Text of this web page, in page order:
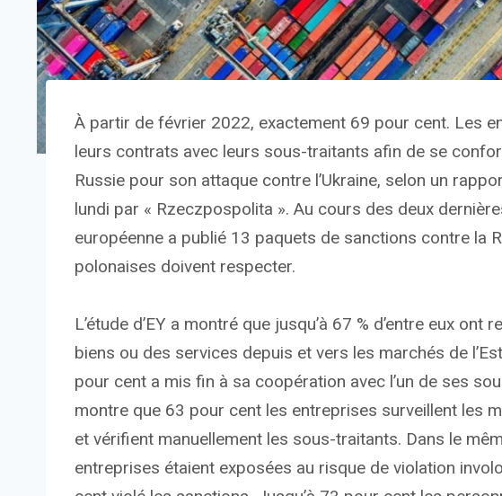
À partir de février 2022, exactement 69 pour cent. Les
leurs contrats avec leurs sous-traitants afin de se
Russie pour son attaque contre l’Ukraine, selon un
lundi par « Rzeczpospolita ». Au cours des deux
européenne a publié 13 paquets de sanctions contre la
polonaises doivent respecter.
L’étude d’EY a montré que jusqu’à 67 % d’entre eux
biens ou des services depuis et vers les marchés de
pour cent a mis fin à sa coopération avec l’un de ses
montre que 63 pour cent les entreprises surveillent les
et vérifient manuellement les sous-traitants. Dans le
entreprises étaient exposées au risque de violation